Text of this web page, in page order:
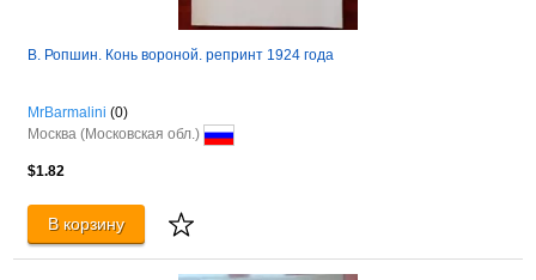
В. Ропшин. Конь вороной. репринт 1924 года
MrBarmalini (0)
Москва (Московская обл.)
$1.82
В корзину